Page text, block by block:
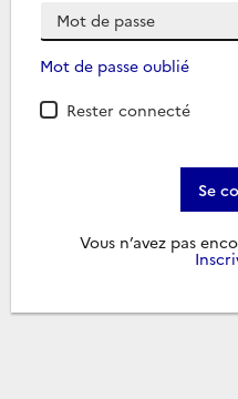
Mot de passe oublié
Rester connecté
Se
Vous n’avez pas